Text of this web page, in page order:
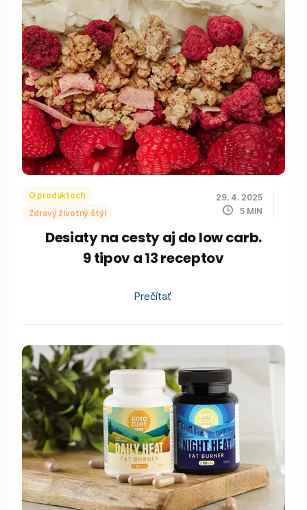
O produktoch
Zdravý životný štýl
29. 4. 2025
5 MIN
Desiaty na cesty aj do low carb.
9 tipov a 13 receptov
Prečítať